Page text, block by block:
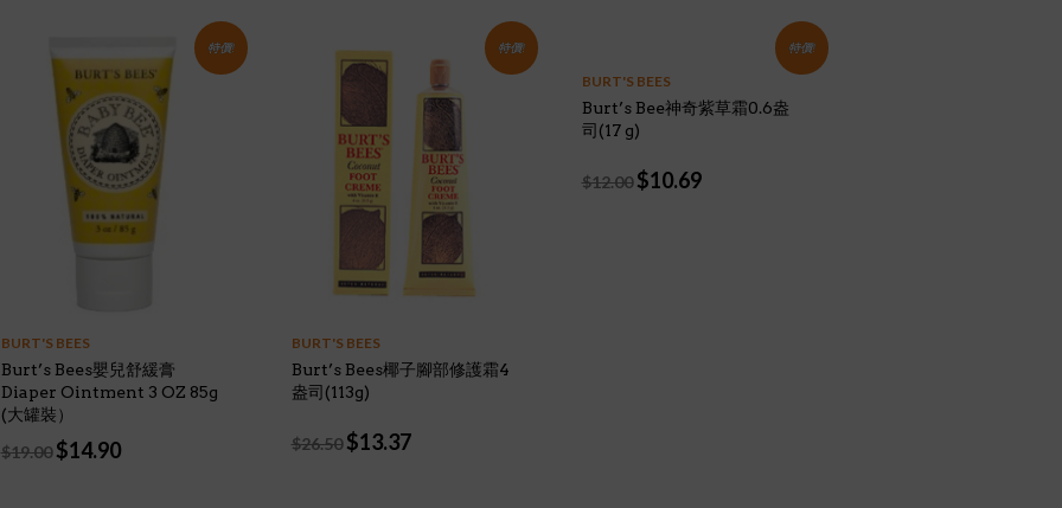
特價!
BURT'S BEES
Burt’s Bees嬰兒舒緩膏
Diaper Ointment 3 OZ 85g
(大罐裝）
$19.00 Original
$14.90Current
特價!
BURT'S BEES
Burt’s Bees椰子腳部修護霜4
盎司(113g)
$26.50 Original
$13.37Current
特價!
BURT'S BEES
Burt’s Bee神奇紫草霜0.6盎
司(17 g)
$12.00 Original
$10.69Current